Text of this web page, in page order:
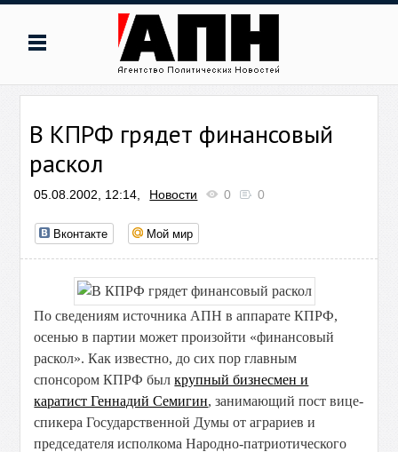
В КПРФ грядет финансовый
раскол
05.08.2002, 12:14, Новости 0 0
Вконтакте Мой мир
По сведениям источника АПН в аппарате КПРФ,
осенью в партии может произойти «финансовый
раскол». Как известно, до сих пор главным
спонсором КПРФ былкрупный бизнесмен и
каратист Геннадий Семигин, занимающий пост вице-
спикера Государственной Думы от аграриев и
председателя исполкома Народно-патриотического